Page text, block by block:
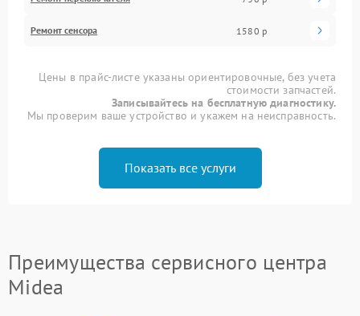
Ремонт сенсора 1580 р
Цены в прайс-листе указаны ориентировочные, без учета
стоимости запчастей.
Записывайтесь на бесплатную диагностику.
Мы проверим ваше устройство и укажем на неисправность.
Показать все услуги
Преимущества сервисного центра
Midea